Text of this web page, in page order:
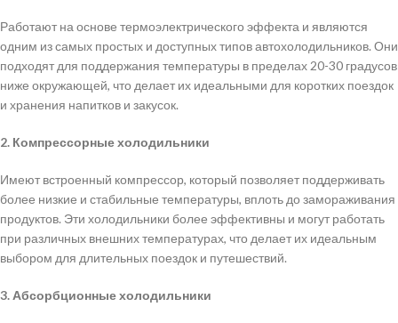
Работают на основе термоэлектрического эффекта и являются
одним из самых простых и доступных типов автохолодильников. Они
подходят для поддержания температуры в пределах 20-30 градусов
ниже окружающей, что делает их идеальными для коротких поездок
и хранения напитков и закусок.
2. Компрессорные холодильники
Имеют встроенный компрессор, который позволяет поддерживать
более низкие и стабильные температуры, вплоть до замораживания
продуктов. Эти холодильники более эффективны и могут работать
при различных внешних температурах, что делает их идеальным
выбором для длительных поездок и путешествий.
3. Абсорбционные холодильники